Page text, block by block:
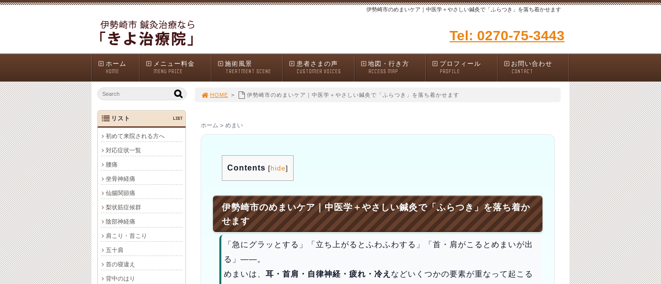
伊勢崎市のめまいケア｜中医学＋やさしい鍼灸で「ふらつき」を落ち着かせます
Tel: 0270-75-3443
ホーム
HOME
メニュー料金
MENU PRICE
施術風景
TREATMENT SCENE
患者さまの声
CUSTOMER VOICES
地図・行き方
ACCESS MAP
プロフィール
PROFILE
お問い合わせ
CONTACT
HOME > 伊勢崎市のめまいケア｜中医学＋やさしい鍼灸で「ふらつき」を落ち着かせます
ホーム > めまい
Contents [hide]
伊勢崎市のめまいケア｜中医学＋やさしい鍼灸で「ふらつき」を落ち着か
せます
「急にグラッとする」「立ち上がるとふわふわする」「首・肩がこるとめまいが出
る」——。
めまいは、 耳・首肩・自律神経・疲れ・冷え などいくつかの要素が重なって起こる
リスト LIST
初めて来院される方へ
対応症状一覧
腰痛
坐骨神経痛
仙腸関節痛
梨状筋症候群
陰部神経痛
肩こり・首こり
五十肩
首の寝違え
背中のはり